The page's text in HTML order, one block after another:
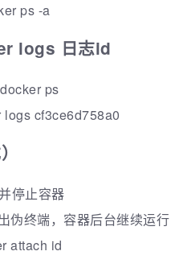
ps -a
logs 日志id
ps
logs cf3ce6d758a0
停止容器
伪终端，容器后台继续运
attach id